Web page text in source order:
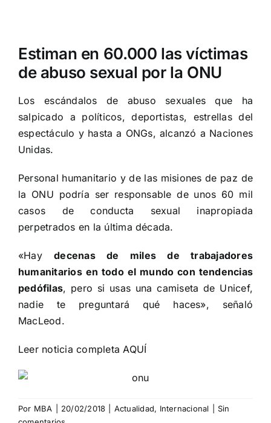
imagen
más
grande
Estiman en 60.000 las víctimas
de abuso sexual por la ONU
Los escándalos de abuso sexuales que ha
salpicado a políticos, deportistas, estrellas del
espectáculo y hasta a ONGs, alcanzó a Naciones
Unidas.
Personal humanitario y de las misiones de paz de
la ONU podría ser responsable de unos 60 mil
casos de conducta sexual inapropiada
perpetrados en la última década.
«Haydecenas de miles de trabajadores
humanitarios en todo el mundo con tendencias
pedófilas, pero si usas una camiseta de Unicef,
nadie te preguntará qué haces», señaló
MacLeod.
Leer noticia completa AQUÍ
Por MBA 20/02/2018 Actualidad, Internacional
Sin